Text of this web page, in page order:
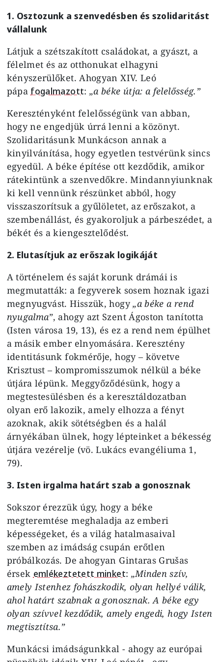
1. Osztozunk a szenvedésben és szolidaritást
vállalunk
Látjuk a szétszakított családokat, a gyászt, a
félelmet és az otthonukat elhagyni
kényszerülőket. Ahogyan XIV. Leó
pápa fogalmazott:„a béke útja: a felelősség.”
Keresztényként felelősségünk van abban,
hogy ne engedjük úrrá lenni a közönyt.
Szolidaritásunk Munkácson annak a
kinyilvánítása, hogy egyetlen testvérünk sincs
egyedül. A béke építése ott kezdődik, amikor
rátekintünk a szenvedőkre. Mindannyiunknak
ki kell vennünk részünket abból, hogy
visszaszorítsuk a gyűlöletet, az erőszakot, a
szembenállást, és gyakoroljuk a párbeszédet, a
békét és a kiengesztelődést.
2. Elutasítjuk az erőszak logikáját
A történelem és saját korunk drámái is
megmutatták: a fegyverek sosem hoznak igazi
megnyugvást. Hisszük, hogy„a béke a rend
nyugalma”, ahogy azt Szent Ágoston tanította
(Isten városa 19, 13), és ez a rend nem épülhet
a másik ember elnyomására. Keresztény
identitásunk fokmérője, hogy – követve
Krisztust – kompromisszumok nélkül a béke
útjára lépünk. Meggyőződésünk, hogy a
megtestesülésben és a keresztáldozatban
olyan erő lakozik, amely elhozza a fényt
azoknak, akik sötétségben és a halál
árnyékában ülnek, hogy lépteinket a békesség
útjára vezérelje (vö. Lukács evangéliuma 1,
79).
3. Isten irgalma határt szab a gonosznak
Sokszor érezzük úgy, hogy a béke
megteremtése meghaladja az emberi
képességeket, és a világ hatalmasaival
szemben az imádság csupán erőtlen
próbálkozás. De ahogyan Gintaras Grušas
érsek emlékeztetett minket: „Minden szív,
amely Istenhez fohászkodik, olyan hellyé válik,
ahol határt szabnak a gonosznak. A béke egy
olyan szívvel kezdődik, amely engedi, hogy Isten
megtisztítsa.”
Munkácsi imádságunkkal - ahogy az európai